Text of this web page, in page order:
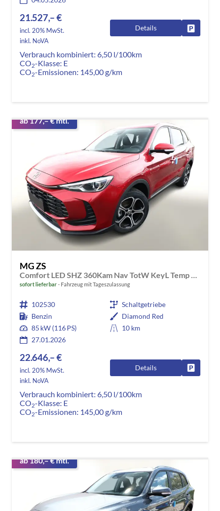
21.527,– €
incl. 20% MwSt.
inkl. NoVA
Details
Verbrauch kombiniert: 6,50 l/100km
CO2-Klasse: E
CO2-Emissionen: 145,00 g/km
ab 177,– € mtl.
MG ZS
sofort lieferbar Fahrzeug mit Tageszulassung
102530
Schaltgetriebe
Benzin
Diamond Red
85 kW (116 PS)
10 km
27.01.2026
22.646,– €
incl. 20% MwSt.
inkl. NoVA
Details
Verbrauch kombiniert: 6,50 l/100km
CO2-Klasse: E
CO2-Emissionen: 145,00 g/km
ab 180,– € mtl.